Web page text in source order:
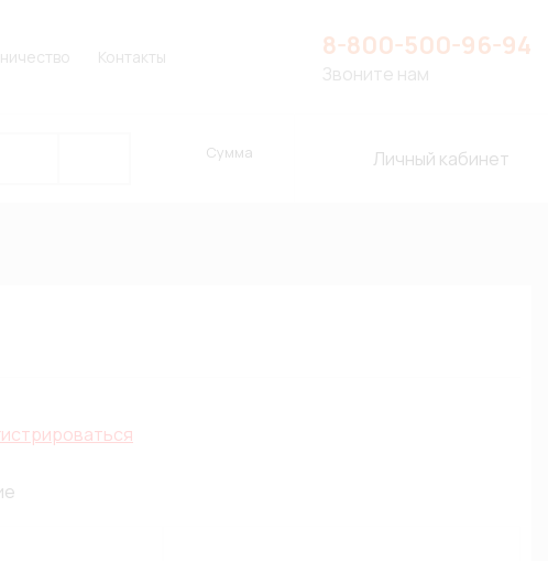
Контакты 8-800-500-96-94
Звоните нам
Сумма Личный кабинет